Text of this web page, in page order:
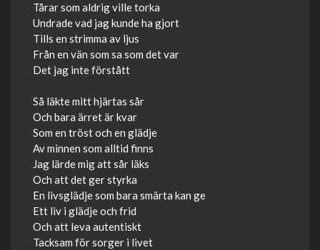
Tårar som aldrig ville torka
Undrade vad jag kunde ha gjort
Tills en strimma av ljus
Från en vän som sa som det var
Det jag inte förstått
Så läkte mitt hjärtas sår
Och bara ärret är kvar
Som en tröst och en glädje
Av minnen som alltid finns
Jag lärde mig att sår läks
Och att det ger styrka
En livsglädje som bara smärta kan ge
Ett liv i glädje och frid
Och att leva autentiskt
Tacksam för sorger i livet